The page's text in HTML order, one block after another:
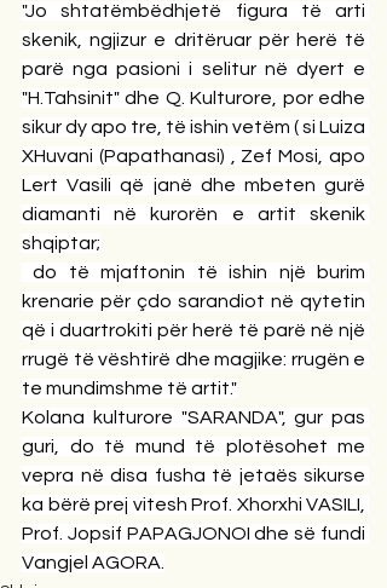
"Jo shtatëmbëdhjetë figura të arti
skenik, ngjizur e dritëruar për herë të
parë nga pasioni i selitur në dyert e
"H.Tahsinit" dhe Q. Kulturore, por edhe
sikur dy apo tre, të ishin vetëm ( si Luiza
XHuvani (Papathanasi) , Zef Mosi, apo
Lert Vasili që janë dhe mbeten gurë
diamanti në kurorën e artit skenik
shqiptar;
do të mjaftonin të ishin një burim
krenarie për çdo sarandiot në qytetin
që i duartrokiti për herë të parë në një
rrugë të vështirë dhe magjike: rrugën e
te mundimshme të artit."
Kolana kulturore "SARANDA", gur pas
guri, do të mund të plotësohet me
vepra në disa fusha të jetaës sikurse
ka bërë prej vitesh Prof. Xhorxhi VASILI,
Prof. Jopsif PAPAGJONOI dhe së fundi
Vangjel AGORA.